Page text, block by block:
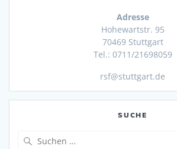
Adresse
Hohewartstr. 95
70469 Stuttgart
Tel.: 0711/21698059
rsf@stuttgart.de
SUCHE